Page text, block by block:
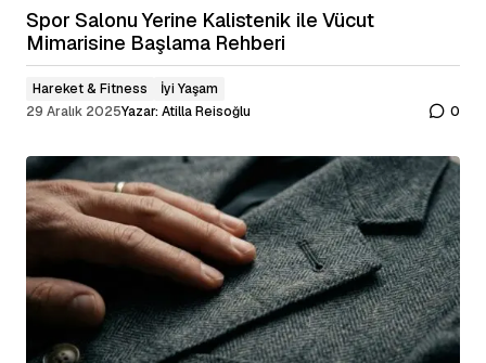
Spor Salonu Yerine Kalistenik ile Vücut
Mimarisine Başlama Rehberi
Hareket & Fitness
İyi Yaşam
29 Aralık 2025Yazar: Atilla Reisoğlu 0